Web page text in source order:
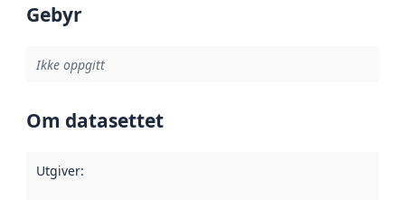
Gebyr
Ikke oppgitt
Om datasettet
Utgiver: